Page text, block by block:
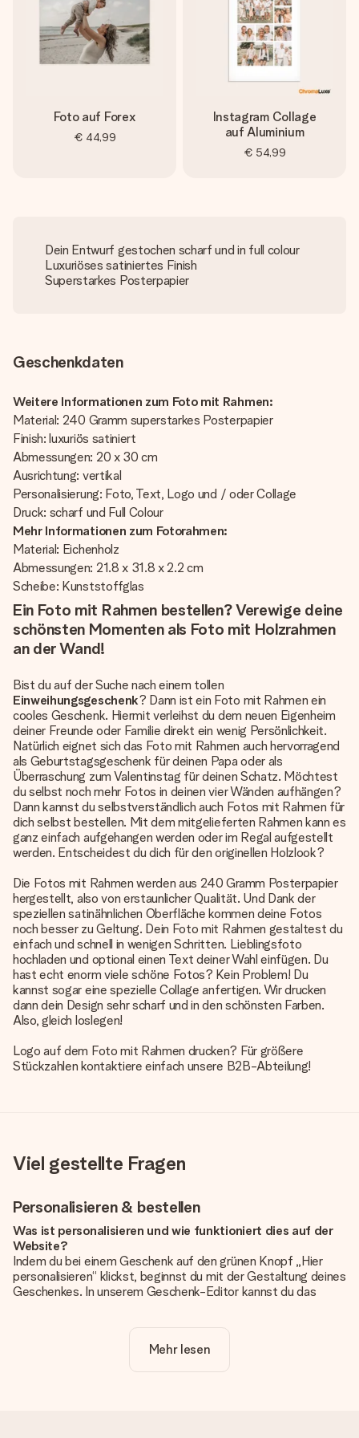
Foto auf Forex
€ 44,99
Instagram Collage
auf Aluminium
€ 54,99
Dein Entwurf gestochen scharf und in full colour
Luxuriöses satiniertes Finish
Superstarkes Posterpapier
Geschenkdaten
Weitere Informationen zum Foto mit Rahmen:
Material: 240 Gramm superstarkes Posterpapier
Finish: luxuriös satiniert
Abmessungen: 20 x 30 cm
Ausrichtung: vertikal
Personalisierung: Foto, Text, Logo und / oder Collage
Druck: scharf und Full Colour
Mehr Informationen zum Fotorahmen:
Material: Eichenholz
Abmessungen: 21.8 x 31.8 x 2.2 cm
Scheibe: Kunststoffglas
Ein Foto mit Rahmen bestellen? Verewige deine
schönsten Momenten als Foto mit Holzrahmen
an der Wand!
Bist du auf der Suche nach einem tollen
Einweihungsgeschenk? Dann ist ein Foto mit Rahmen ein
cooles Geschenk. Hiermit verleihst du dem neuen Eigenheim
deiner Freunde oder Familie direkt ein wenig Persönlichkeit.
Natürlich eignet sich das Foto mit Rahmen auch hervorragend
als Geburtstagsgeschenk für deinen Papa oder als
Überraschung zum Valentinstag für deinen Schatz. Möchtest
du selbst noch mehr Fotos in deinen vier Wänden aufhängen?
Dann kannst du selbstverständlich auch Fotos mit Rahmen für
dich selbst bestellen. Mit dem mitgelieferten Rahmen kann es
ganz einfach aufgehangen werden oder im Regal aufgestellt
werden. Entscheidest du dich für den originellen Holzlook?
Die Fotos mit Rahmen werden aus 240 Gramm Posterpapier
hergestellt, also von erstaunlicher Qualität. Und Dank der
speziellen satinähnlichen Oberfläche kommen deine Fotos
noch besser zu Geltung. Dein Foto mit Rahmen gestaltest du
einfach und schnell in wenigen Schritten. Lieblingsfoto
hochladen und optional einen Text deiner Wahl einfügen. Du
hast echt enorm viele schöne Fotos? Kein Problem! Du
kannst sogar eine spezielle Collage anfertigen. Wir drucken
dann dein Design sehr scharf und in den schönsten Farben.
Also, gleich loslegen!
Logo auf dem Foto mit Rahmen drucken? Für größere
Stückzahlen kontaktiere einfach unsere B2B-Abteilung!
Viel gestellte Fragen
Personalisieren & bestellen
Was ist personalisieren und wie funktioniert dies auf der
Website?
Indem du bei einem Geschenk auf den grünen Knopf „Hier
personalisieren“ klickst, beginnst du mit der Gestaltung deines
Geschenkes. In unserem Geschenk-Editor kannst du das
noch eines unserer angebotenen Designs, um deinem
Geschenk die perfekte Ausstrahlung zu verleihen.
Mehr lesen